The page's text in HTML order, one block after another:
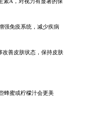
强免疫系统，减少疾病
改善皮肤状态，保持皮肤
蜂蜜或柠檬汁会更美